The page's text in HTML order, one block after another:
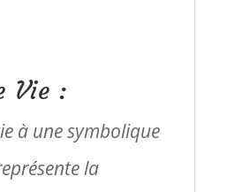
Vie :
à une symbolique
la